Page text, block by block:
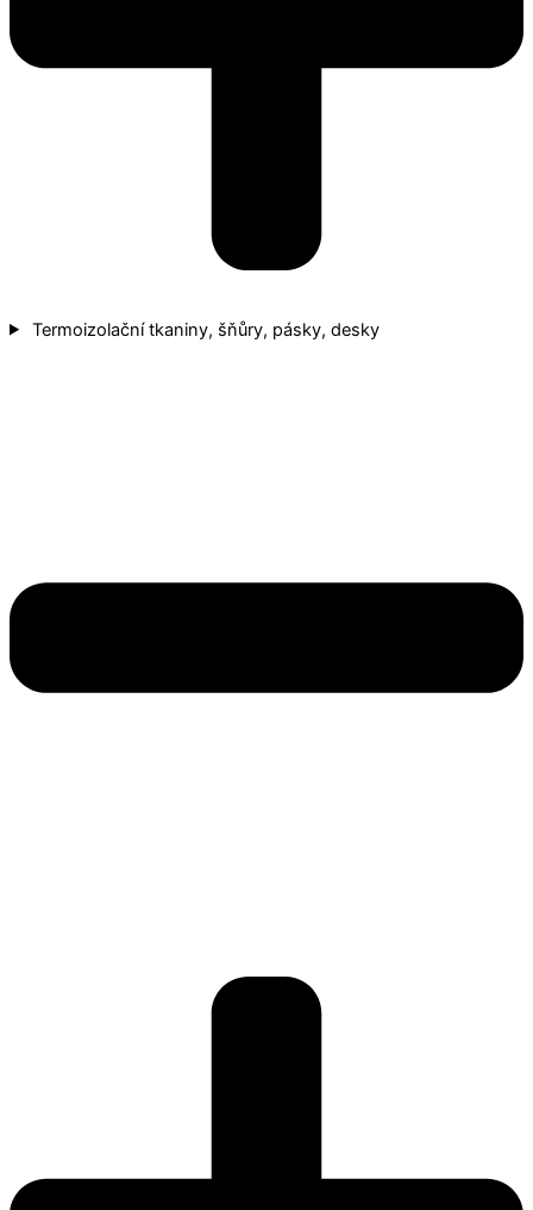
Termoizolační tkaniny, šňůry, pásky, desky